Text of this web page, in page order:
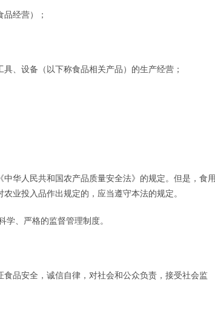
经营）；
、设备（以下称食品相关产品）的生产经营；
华人民共和国农产品质量安全法》的规定。但是，食用
业投入品作出规定的，应当遵守本法的规定。
、严格的监督管理制度。
品安全，诚信自律，对社会和公众负责，接受社会监